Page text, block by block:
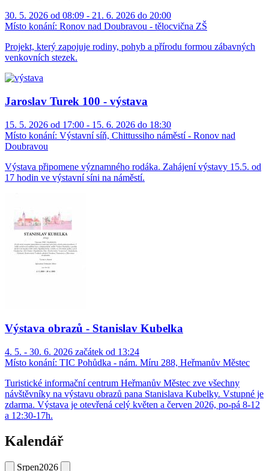
30. 5. 2026 od 08:09 - 21. 6. 2026 do 20:00
Místo konání: Ronov nad Doubravou - tělocvična ZŠ
Projekt, který zapojuje rodiny, pohyb a přírodu formou zábavných
venkovních stezek.
Jaroslav Turek 100 - výstava
15. 5. 2026 od 17:00 - 15. 6. 2026 do 18:30
Místo konání: Výstavní síň, Chittussiho náměstí - Ronov nad
Doubravou
Výstava připomene významného rodáka. Zahájení výstavy 15.5. od
17 hodin ve výstavní síni na náměstí.
Výstava obrazů - Stanislav Kubelka
4. 5. - 30. 6. 2026 začátek od 13:24
Místo konání: TIC Pohůdka - nám. Míru 288, Heřmanův Městec
Turistické informační centrum Heřmanův Městec zve všechny
návštěvníky na výstavu obrazů pana Stanislava Kubelky. Vstupné je
zdarma. Výstava je otevřená celý květen a červen 2026, po-pá 8-12
a 12:30-17h.
Kalendář
Srpen2026